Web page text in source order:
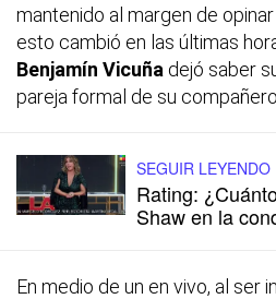
mantenido al margen de
esto cambió en las últimas
Benjamín Vicuña dejó saber
pareja formal de su
SEGUIR LEYENDO
Rating:
Shaw en la
En medio de un en vivo, al ser